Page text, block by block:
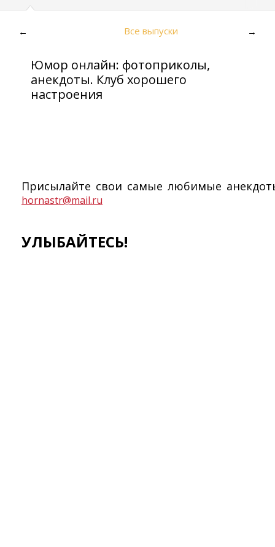
← Все выпуски →
Юмор онлайн: фотоприколы,
анекдоты. Клуб хорошего
настроения
Присылайте свои самые любимые
hornastr@mail.ru
УЛЫБАЙТЕСЬ!